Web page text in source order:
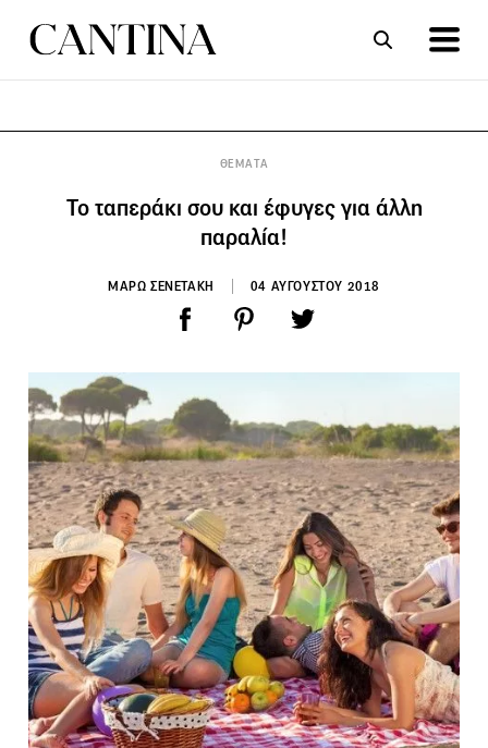
ΘΕΜΑΤΑ
Το ταπεράκι σου και έφυγες για άλλη
παραλία!
ΜΑΡΩ ΣΕΝΕΤΑΚΗ 04 ΑΥΓΟΥΣΤΟΥ 2018